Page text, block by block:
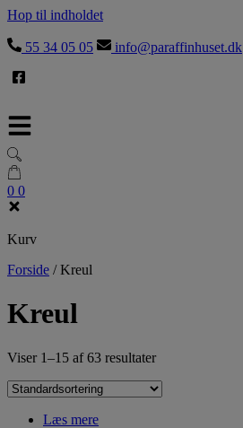
Hop til indholdet
55 34 05 05 info@paraffinhuset.dk
0 0
Kurv
Forside /Kreul
Kreul
Viser 1–15 af 63 resultater
Læs mere